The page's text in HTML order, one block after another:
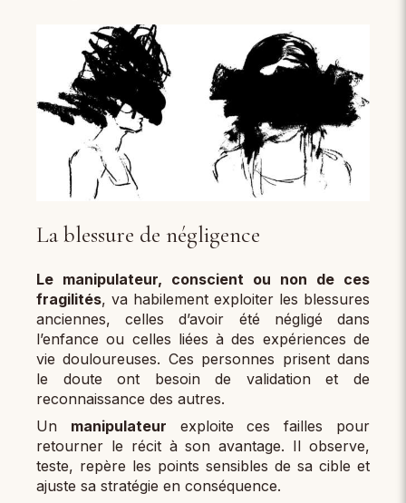
La blessure de négligence
Le manipulateur, conscient ou non de ces
fragilités, va habilement exploiter les blessures
anciennes, celles d’avoir été négligé dans
l’enfance ou celles liées à des expériences de
vie douloureuses. Ces personnes prisent dans
le doute ont besoin de validation et de
reconnaissance des autres.
Un manipulateur exploite ces failles pour
retourner le récit à son avantage. Il observe,
teste, repère les points sensibles de sa cible et
ajuste sa stratégie en conséquence.